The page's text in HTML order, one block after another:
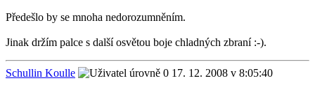
Předešlo by se mnoha nedorozumněním.
Jinak držím palce s další osvětou boje chladných zbraní :-).
Schullin Koulle
17. 12. 2008 v 8:05:40